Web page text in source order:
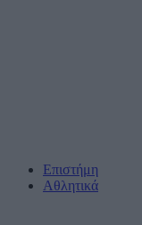
Επιστήμη
Αθλητικά